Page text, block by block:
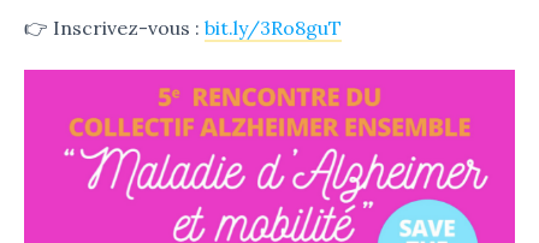
👉 Inscrivez-vous : bit.ly/3Ro8guT